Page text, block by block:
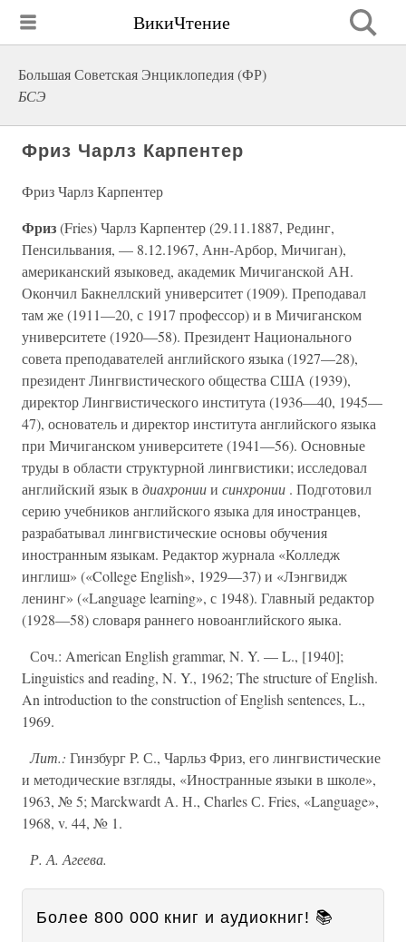
ВикиЧтение
Большая Советская Энциклопедия (ФР)
БСЭ
Фриз Чарлз Карпентер
Фриз Чарлз Карпентер
Фриз(Fries) Чарлз Карпентер (29.11.1887, Рединг,
Пенсильвания, — 8.12.1967, Анн-Арбор, Мичиган),
американский языковед, академик Мичиганской АН.
Окончил Бакнеллский университет (1909). Преподавал
там же (1911—20, с 1917 профессор) и в Мичиганском
университете (1920—58). Президент Национального
совета преподавателей английского языка (1927—28),
президент Лингвистического общества США (1939),
директор Лингвистического института (1936—40, 1945—
47), основатель и директор института английского языка
при Мичиганском университете (1941—56). Основные
труды в области структурной лингвистики; исследовал
английский язык в диахрониии синхронии . Подготовил
серию учебников английского языка для иностранцев,
разрабатывал лингвистические основы обучения
иностранным языкам. Редактор журнала «Колледж
инглиш» («College English», 1929—37) и «Лэнгвидж
ленинг» («Language learning», с 1948). Главный редактор
(1928—58) словаря раннего новоанглийского яыка.
Соч.: American English grammar, N. Y. — L., [1940];
Linguistics and reading, N. Y., 1962; The structure of English.
An introduction to the construction of English sentences, L.,
1969.
Лит.: Гинзбург P. С., Чарльз Фриз, его лингвистические
и методические взгляды, «Иностранные языки в школе»,
1963, № 5; Marckwardt А. Н., Charles С. Fries, «Language»,
1968, v. 44, № 1.
Р. А. Агеева.
Более 800 000 книг и аудиокниг! 📚